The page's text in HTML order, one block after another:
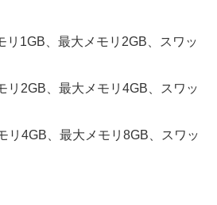
リ1GB、最大メモリ2GB、スワッ
リ2GB、最大メモリ4GB、スワッ
リ4GB、最大メモリ8GB、スワッ